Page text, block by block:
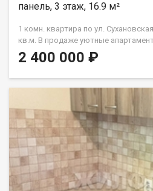
панель, 3 этаж, 16.9 м²
1 комн. квартира по ул.
кв.м. В продаже уютные
динамично развивающемся районе
Апартаменты площадью 16.9
личного проживания, а также
выгодная, доходная инвестиция
продается вся с мебелью и
телевизора)готова к заселению.
видеонаблюдения и находится под
превосходную инфраструктуру
непосредственной близости
объекты: продуктовые магазины,
кафе. Для семей с детьми
2 400 000 ₽